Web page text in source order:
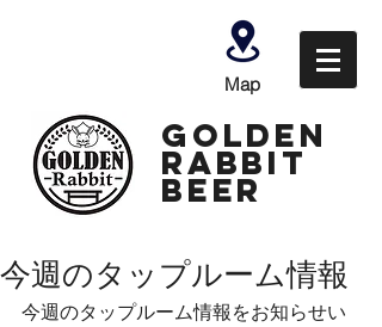
Map
GOLDEN
Rabbit
Beer
今週のタップルーム情報
今週のタップルーム情報をお知らせい